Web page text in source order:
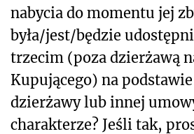
nabycia do momentu jej
była/jest/będzie
trzecim (poza dzierżawą
Kupującego) na
dzierżawy lub innej
charakterze? Jeśli tak,